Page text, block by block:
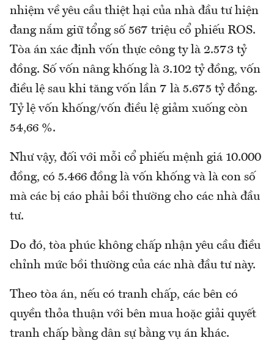
nhiệm về yêu cầu thiệt hại của nhà đầu tư hiện
đang nắm giữ tổng số 567 triệu cổ phiếu ROS.
Tòa án xác định vốn thực công ty là 2.573 tỷ
đồng. Số vốn nâng khống là 3.102 tỷ đồng, vốn
điều lệ sau khi tăng vốn lần 7 là 5.675 tỷ đồng.
Tỷ lệ vốn khống/vốn điều lệ giảm xuống còn
54,66 %.
Như vậy, đối với mỗi cổ phiếu mệnh giá 10.000
đồng, có 5.466 đồng là vốn khống và là con số
mà các bị cáo phải bồi thường cho các nhà đầu
tư.
Do đó, tòa phúc không chấp nhận yêu cầu điều
chỉnh mức bồi thường của các nhà đầu tư này.
Theo tòa án, nếu có tranh chấp, các bên có
quyền thỏa thuận với bên mua hoặc giải quyết
tranh chấp bằng dân sự bằng vụ án khác.